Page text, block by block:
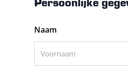
Persoonlijke
Naam